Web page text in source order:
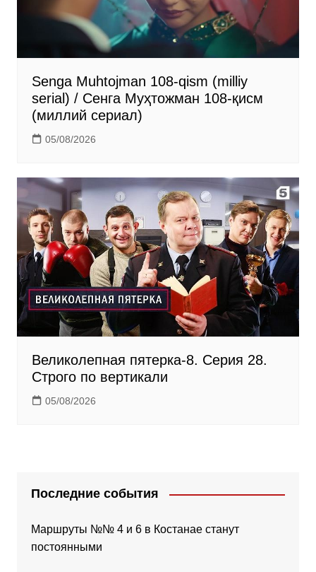
i
Senga Muhtojman 108-qism (milliy
serial) / Сенга Муҳтожман 108-қисм
(миллий сериал)
05/08/2026
Великолепная пятерка-8. Серия 28.
Строго по вертикали
05/08/2026
Последние события
Маршруты №№ 4 и 6 в Костанае станут
постоянными